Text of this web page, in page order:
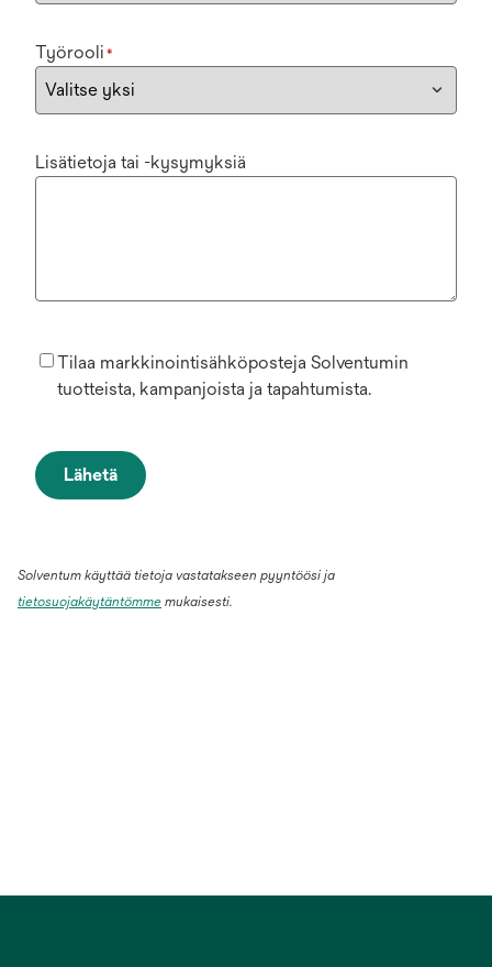
Työrooli *
Lisätietoja tai -kysymyksiä
Tilaa markkinointisähköposteja Solventumin
tuotteista, kampanjoista ja tapahtumista.
Lähetä
Solventum käyttää tietoja vastatakseen pyyntöösi ja
tietosuojakäytäntömme mukaisesti.